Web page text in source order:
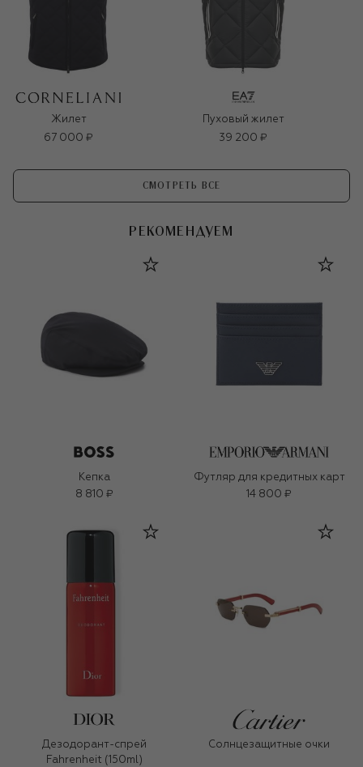
Жилет
67 000 ₽
Пуховый жилет
39 200 ₽
СМОТРЕТЬ ВСЕ
РЕКОМЕНДУЕМ
Кепка
8 810 ₽
Футляр для кредитных карт
14 800 ₽
Дезодорант-спрей
Fahrenheit (150ml)
Солнцезащитные очки